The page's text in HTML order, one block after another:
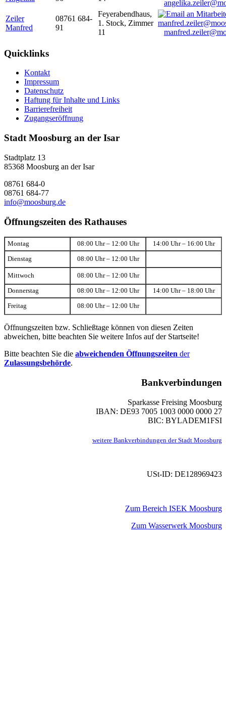
Zeiler
Manfred
08761 684-
91
Feyerabendhaus,
1. Stock, Zimmer
11
Quicklinks
Kontakt
Impressum
Datenschutz
Haftung für Inhalte und Links
Barrierefreiheit
Zugangseröffnung
Stadt Moosburg an der Isar
Stadtplatz 13
85368 Moosburg an der Isar
08761 684-0
08761 684-77
info@moosburg.de
Öffnungszeiten des Rathauses
Montag 08:00 Uhr – 12:00 Uhr 14:00 Uhr – 16:00 Uhr
Dienstag 08:00 Uhr – 12:00 Uhr
Mittwoch 08:00 Uhr – 12:00 Uhr
Donnerstag 08:00 Uhr – 12:00 Uhr 14:00 Uhr – 18:00 Uhr
Freitag 08:00 Uhr – 12:00 Uhr
Öffnungszeiten bzw. Schließtage können von diesen Zeiten
abweichen, bitte beachten Sie weitere Infos auf der Startseite!
Bitte beachten Sie die abweichenden Öffnungszeiten der
Zulassungsbehörde.
Bankverbindungen
Sparkasse Freising Moosburg
IBAN: DE93 7005 1003 0000 0000 27
BIC: BYLADEM1FSI
weitere Bankverbindungen der Stadt Moosburg
USt-ID: DE128969423
Zum Bereich ISEK Moosburg
Zum Wasserwerk Moosburg